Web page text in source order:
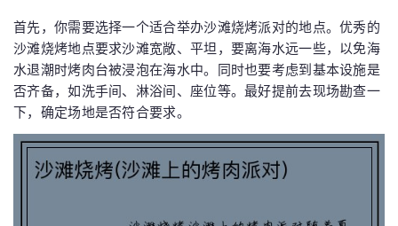
首先，你需要选择一个适合举办沙滩烧烤派对的地点。优秀的
沙滩烧烤地点要求沙滩宽敞、平坦，要离海水远一些，以免海
水退潮时烤肉台被浸泡在海水中。同时也要考虑到基本设施是
否齐备，如洗手间、淋浴间、座位等。最好提前去现场勘查一
下，确定场地是否符合要求。